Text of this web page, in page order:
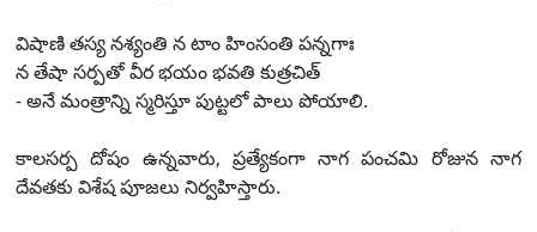
విషాణి తస్య నశ్యంతి న టాం హింసంతి పన్నగాః
న తేషా సర్పతో వీర భయం భవతి కుత్రచిత్
- అనే మంత్రాన్ని స్మరిస్తూ పుట్టలో పాలు పోయాలి.
కాలసర్ప దోషం ఉన్నవారు, ప్రత్యేకంగా నాగ పంచమి రోజున నాగ
దేవతకు విశేష పూజలు నిర్వహిస్తారు.